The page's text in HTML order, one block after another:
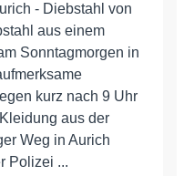
- Diebstahl von
aus einem
Sonntagmorgen in
kurz nach 9 Uhr
aus der
Weg in Aurich
Polizei ...